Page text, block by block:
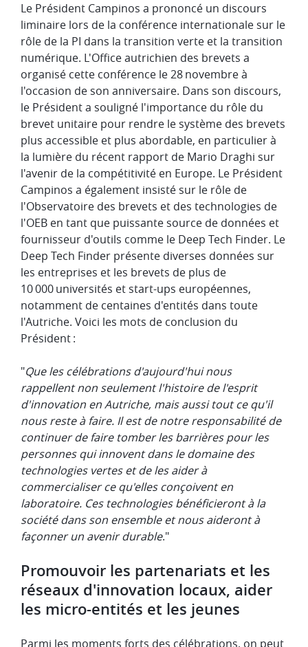
​Le Président Campinos a prononcé un discours
liminaire lors de la conférence internationale sur le
rôle de la PI dans la transition verte et la transition
numérique. L'Office autrichien des brevets a
organisé cette conférence le 28 novembre à
l'occasion de son anniversaire. Dans son discours,
le Président a souligné l'importance du rôle du
brevet unitaire pour rendre le système des brevets
plus accessible et plus abordable, en particulier à
la lumière du récent rapport de Mario Draghi sur
l'avenir de la compétitivité en Europe. Le Président
Campinos a également insisté sur le rôle de
l'Observatoire des brevets et des technologies de
l'OEB en tant que puissante source de données et
fournisseur d'outils comme le Deep Tech Finder. Le
Deep Tech Finder présente diverses données sur
les entreprises et les brevets de plus de
10 000 universités et start-ups européennes,
notamment de centaines d'entités dans toute
l'Autriche. Voici les mots de conclusion du
Président : ​
​"Que les célébrations d'aujourd'hui nous
rappellent non seulement l'histoire de l'esprit
d'innovation en Autriche, mais aussi tout ce qu'il
nous reste à faire. Il est de notre responsabilité de
continuer de faire tomber les barrières pour les
personnes qui innovent dans le domaine des
technologies vertes et de les aider à
commercialiser ce qu'elles conçoivent en
laboratoire. Ces technologies bénéficieront à la
société dans son ensemble et nous aideront à
façonner un avenir durable." ​
​Promouvoir les partenariats et les
réseaux d'innovation locaux, aider
les micro-entités et les jeunes
​Parmi les moments forts des célébrations, on peut